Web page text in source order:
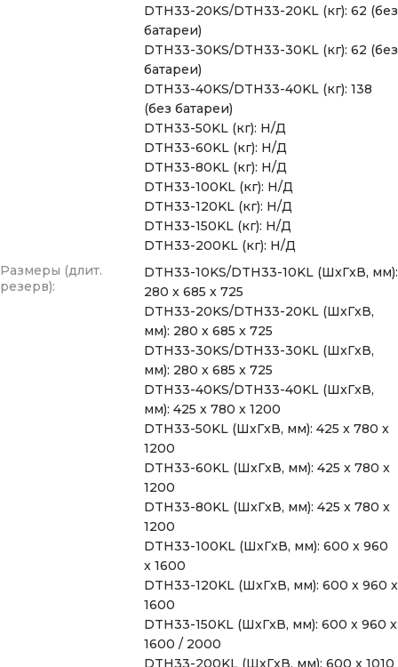
DTH33-20KS/DTH33-20KL (кг): 62 (без
батареи)
DTH33-30KS/DTH33-30KL (кг): 62 (без
батареи)
DTH33-40KS/DTH33-40KL (кг): 138
(без батареи)
DTH33-50KL (кг): Н/Д
DTH33-60KL (кг): Н/Д
DTH33-80KL (кг): Н/Д
DTH33-100KL (кг): Н/Д
DTH33-120KL (кг): Н/Д
DTH33-150KL (кг): Н/Д
DTH33-200KL (кг): Н/Д
Размеры (длит.
резерв):
DTH33-10KS/DTH33-10KL (ШxГxВ, мм):
280 x 685 x 725
DTH33-20KS/DTH33-20KL (ШxГxВ,
мм): 280 x 685 x 725
DTH33-30KS/DTH33-30KL (ШxГxВ,
мм): 280 x 685 x 725
DTH33-40KS/DTH33-40KL (ШxГxВ,
мм): 425 x 780 x 1200
DTH33-50KL (ШxГxВ, мм): 425 x 780 x
1200
DTH33-60KL (ШxГxВ, мм): 425 x 780 x
1200
DTH33-80KL (ШxГxВ, мм): 425 x 780 x
1200
DTH33-100KL (ШxГxВ, мм): 600 x 960
x 1600
DTH33-120KL (ШxГxВ, мм): 600 x 960 x
1600
DTH33-150KL (ШxГxВ, мм): 600 x 960 x
1600 / 2000
DTH33-200KL (ШxГxВ, мм): 600 x 1010